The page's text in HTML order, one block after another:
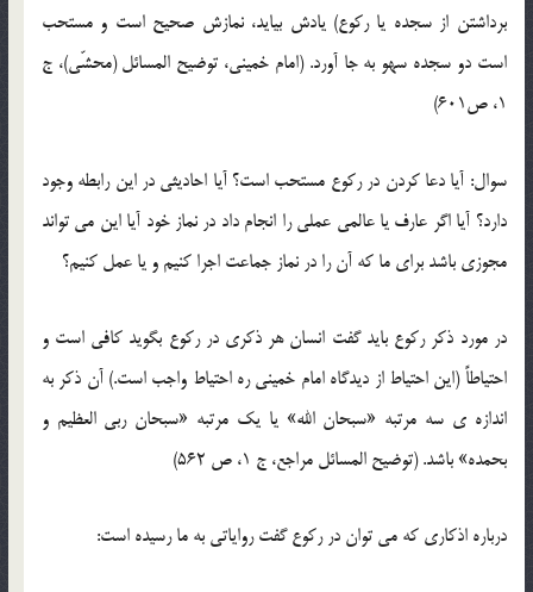
برداشتن از سجده یا رکوع) یادش بیاید، نمازش صحیح است و مستحب
است دو سجده سهو به جا آورد. (امام خمینی، توضیح المسائل (محشّی)، ج
1، ص601)
سوال: آیا دعا کردن در رکوع مستحب است؟ آیا احادیثی در این رابطه وجود
دارد؟ آیا اگر عارف یا عالمی عملی را انجام داد در نماز خود آیا این می تواند
مجوزی باشد برای ما که آن را در نماز جماعت اجرا کنیم و یا عمل کنیم؟
در مورد ذکر رکوع باید گفت انسان هر ذکری در رکوع بگوید کافی است و
احتیاطاً (این احتیاط از دیدگاه امام خمینی ره احتیاط واجب است.) آن ذکر به
اندازه ی سه مرتبه «سبحان الله» یا یک مرتبه «سبحان ربی العظیم و
بحمده» باشد. (توضیح المسائل مراجع، ج 1، ص 562)
درباره اذکاری که می توان در رکوع گفت روایاتی به ما رسیده است: